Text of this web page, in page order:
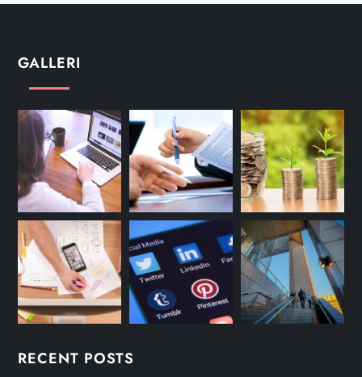
GALLERI
RECENT POSTS